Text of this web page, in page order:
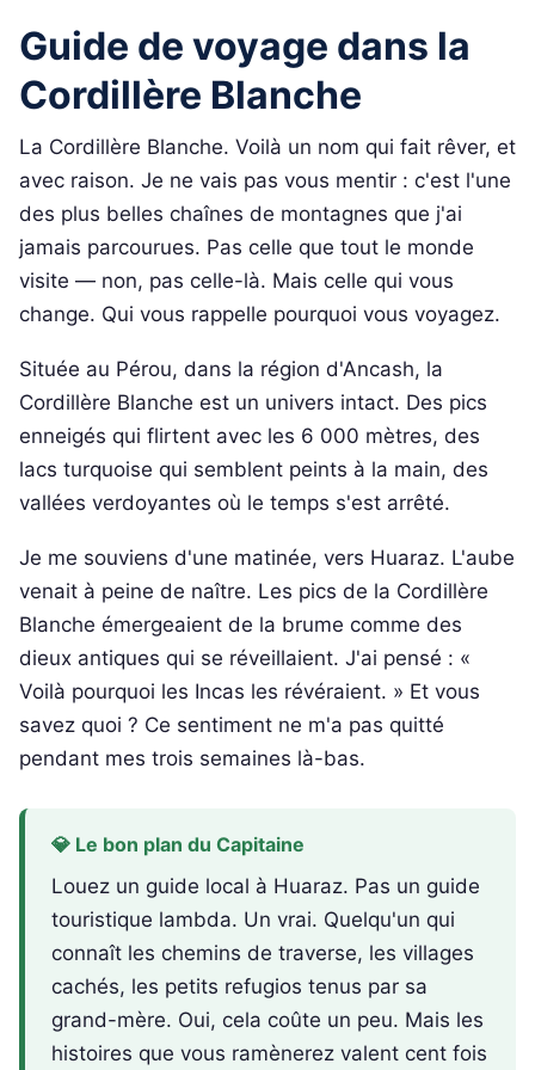
Guide de voyage dans la
Cordillère Blanche
La Cordillère Blanche. Voilà un nom qui fait rêver, et
avec raison. Je ne vais pas vous mentir : c'est l'une
des plus belles chaînes de montagnes que j'ai
jamais parcourues. Pas celle que tout le monde
visite — non, pas celle-là. Mais celle qui vous
change. Qui vous rappelle pourquoi vous voyagez.
Située au Pérou, dans la région d'Ancash, la
Cordillère Blanche est un univers intact. Des pics
enneigés qui flirtent avec les 6 000 mètres, des
lacs turquoise qui semblent peints à la main, des
vallées verdoyantes où le temps s'est arrêté.
Je me souviens d'une matinée, vers Huaraz. L'aube
venait à peine de naître. Les pics de la Cordillère
Blanche émergeaient de la brume comme des
dieux antiques qui se réveillaient. J'ai pensé : «
Voilà pourquoi les Incas les révéraient. » Et vous
savez quoi ? Ce sentiment ne m'a pas quitté
pendant mes trois semaines là-bas.
💎 Le bon plan du Capitaine
Louez un guide local à Huaraz. Pas un guide
touristique lambda. Un vrai. Quelqu'un qui
connaît les chemins de traverse, les villages
cachés, les petits refugios tenus par sa
grand-mère. Oui, cela coûte un peu. Mais les
histoires que vous ramènerez valent cent fois